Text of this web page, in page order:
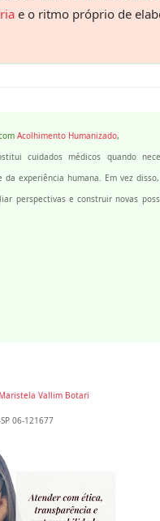
e o ritmo próprio de
Acolhimento Humanizado,
cuidados médicos quando
experiência humana. Em vez
perspectivas e construir novas
Maristela Vallim Botari
SP 06-121677